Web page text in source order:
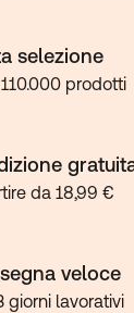
selezione
prodotti
da 18,99 €
veloce
giorni lavorativi